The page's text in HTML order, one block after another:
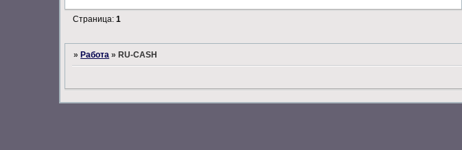
Страница:1
» Работа » RU-CASH